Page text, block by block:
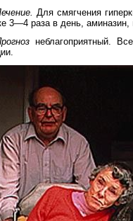
Для смягчения
3—4 раза в день,
неблагоприятный.